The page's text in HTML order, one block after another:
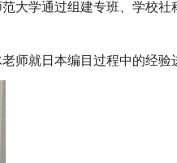
大学通过组建专班、学校社
师就日本编目过程中的经验